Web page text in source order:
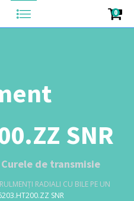
0
SNR
de transmisie
RULMENȚI RADIALI CU BILE PE UN
SNR